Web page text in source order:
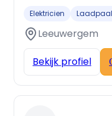
Elektricien
Leeuwergem
Bekijk profiel